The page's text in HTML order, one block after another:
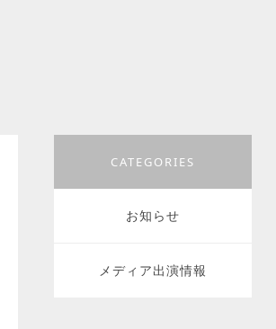
CATEGORIES
お知らせ
メディア出演情報